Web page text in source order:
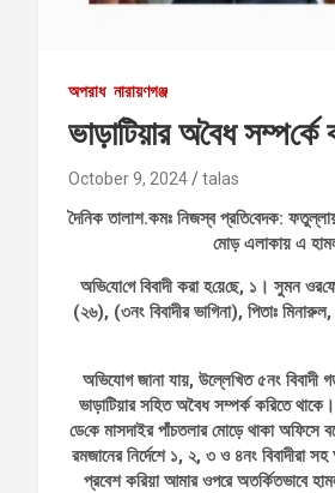
অপরাধ নারায়ণগঞ্জ
ভাড়া‌টিয়ার অ‌বৈধ সম্প‌র্কে
October 9, 2024 talas
দৈনিক তালাশ.কমঃ নিজস্ব প্রতি‌বেদক: ফতুল্লায়
মোড় এলাকায় এ
অ‌ভি‌যো‌গে বিবাদী করা হ‌য়ে‌ছে, ১। সুমন
(২৬), (৩নং বিবাদীর ভাগিনা), পিতাঃ
অভিযোগ জানা যায়, উল্লেখিত ৫নং বিবাদী
ভাড়াটিয়ার সহিত অবৈধ সম্পর্ক করিতে
ডে‌কে মাসদাইর পাঁচতলার মোড়ে থাকা অফিসে
রমজানের নির্দেশে ১, ২, ৩ ও ৪নং বিবাদীরা
প্রবেশ করিয়া আমার ওপরে অতর্কিতভাবে